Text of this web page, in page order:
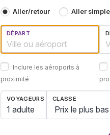
Aller/retour Aller simple
DÉPART
Inclure les aéroports à
proximité
VOYAGEURS
1 adulte
CLASSE